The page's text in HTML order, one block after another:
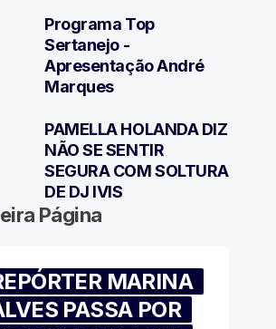
Programa Top
Sertanejo -
Apresentação André
Marques
PAMELLA HOLANDA DIZ
NÃO SE SENTIR
SEGURA COM SOLTURA
DE DJ IVIS
Página
MARINA
PASSA POR